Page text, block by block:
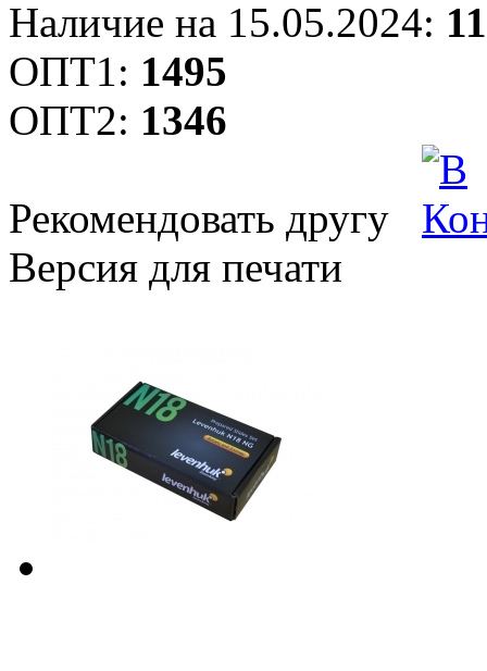
Наличие на 15.05.2024: 11
ОПТ1: 1495
ОПТ2: 1346
Рекомендовать другу
Версия для печати